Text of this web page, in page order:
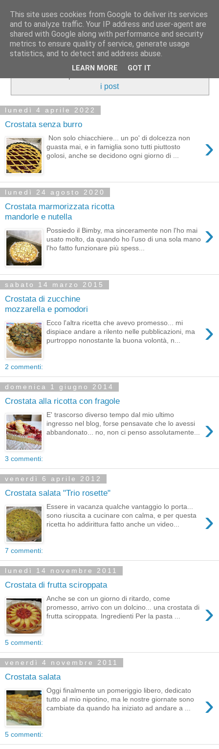
i post
lunedì 4 aprile 2022
Crostata senza burro
›
Non solo chiacchiere... un po' di dolcezza non
guasta mai, e in famiglia sono tutti piuttosto
golosi, anche se decidono ogni giorno di ...
lunedì 24 agosto 2020
Crostata marmorizzata ricotta
mandorle e nutella
›
Possiedo il Bimby, ma sinceramente non l'ho mai
usato molto, da quando ho l'uso di una sola mano
l'ho fatto funzionare più spess...
sabato 14 marzo 2015
Crostata di zucchine
mozzarella e pomodori
›
Ecco l'altra ricetta che avevo promesso... mi
dispiace andare a rilento nelle pubblicazioni, ma
purtroppo nonostante la buona volontà, n...
2 commenti:
domenica 1 giugno 2014
Crostata alla ricotta con fragole
›
E' trascorso diverso tempo dal mio ultimo
ingresso nel blog, forse pensavate che lo avessi
abbandonato... no, non ci penso assolutamente...
3 commenti:
venerdì 6 aprile 2012
Crostata salata "Trio rosette"
›
Essere in vacanza qualche vantaggio lo porta...
sono riuscita a cucinare con calma, e per questa
ricetta ho addirittura fatto anche un video...
7 commenti:
lunedì 14 novembre 2011
Crostata di frutta sciroppata
›
Anche se con un giorno di ritardo, come
promesso, arrivo con un dolcino... una crostata di
frutta sciroppata. Ingredienti Per la pasta ...
5 commenti:
venerdì 4 novembre 2011
Crostata salata
›
Oggi finalmente un pomeriggio libero, dedicato
tutto al mio nipotino, ma le nostre giornate sono
cambiate da quando ha iniziato ad andare a ...
5 commenti:
This site uses cookies from Google to deliver its services
and to analyze traffic. Your IP address and user-agent are
shared with Google along with performance and security
metrics to ensure quality of service, generate usage
statistics, and to detect and address abuse.
LEARN MORE GOT IT